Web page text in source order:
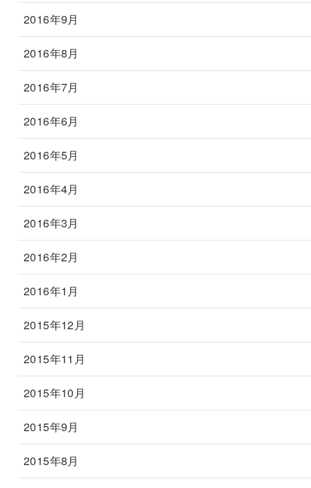
2016年9月
2016年8月
2016年7月
2016年6月
2016年5月
2016年4月
2016年3月
2016年2月
2016年1月
2015年12月
2015年11月
2015年10月
2015年9月
2015年8月